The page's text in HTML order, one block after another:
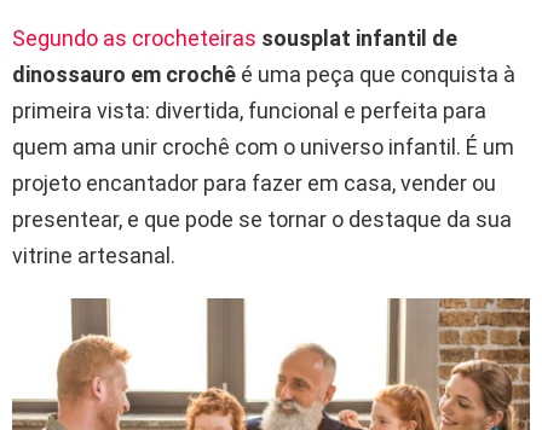
Segundo as crocheteiras sousplat infantil de
dinossauro em crochê é uma peça que conquista à
primeira vista: divertida, funcional e perfeita para
quem ama unir crochê com o universo infantil. É um
projeto encantador para fazer em casa, vender ou
presentear, e que pode se tornar o destaque da sua
vitrine artesanal.